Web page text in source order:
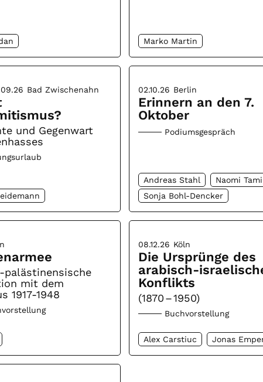
Marko Martin
Bad Zwischenahn
und Gegenwart
02.10.26 Berlin
Erinnern an den 7.
Oktober
Podiumsgespräch
Andreas Stahl
Naomi
Sonja Bohl-Dencker
palästinensische
mit dem
1917-1948
08.12.26 Köln
Die Ursprünge des
arabisch-
Konflikts
(1870 – 1950)
Buchvorstellung
Alex Carstiuc Jonas